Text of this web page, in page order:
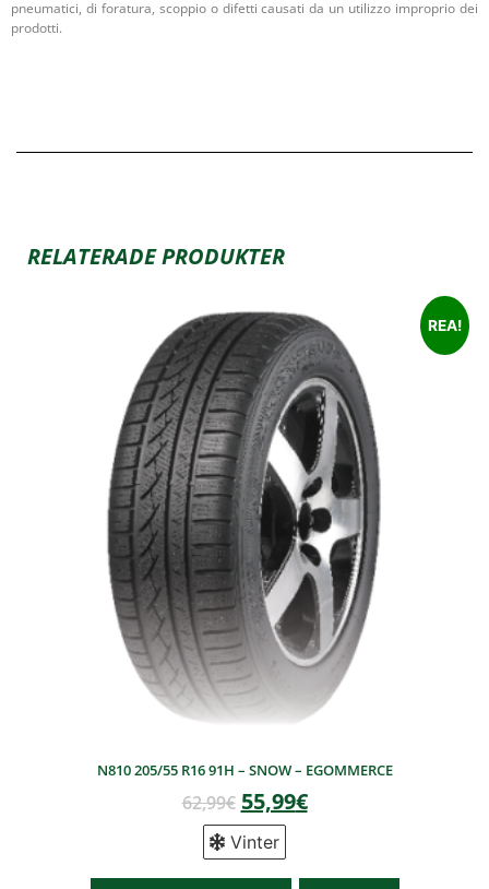
pneumatici, di foratura, scoppio o difetti causati da un utilizzo improprio dei
prodotti.
RELATERADE PRODUKTER
REA!
N810 205/55 R16 91H – SNOW – EGOMMERCE
62,99€ 55,99€
Vinter